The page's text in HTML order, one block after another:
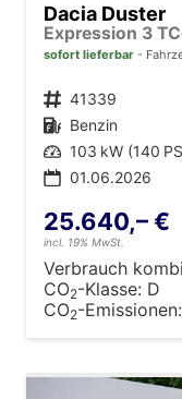
Dacia Duster
sofort lieferbar
Fahrzeugnr. 41339
Kraftstoff Benzin
Leistung 103 kW (140
01.06.2026
25.640,– €
incl. 19% MwSt.
Verbrauch
CO2-Klasse: D
CO2-Emissionen: